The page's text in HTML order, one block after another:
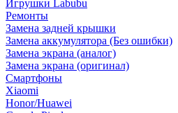
Игрушки Labubu
Ремонты
Замена задней крышки
Замена аккумулятора (Без ошибки)
Замена экрана (аналог)
Замена экрана (оригинал)
Смартфоны
Xiaomi
Honor/Huawei